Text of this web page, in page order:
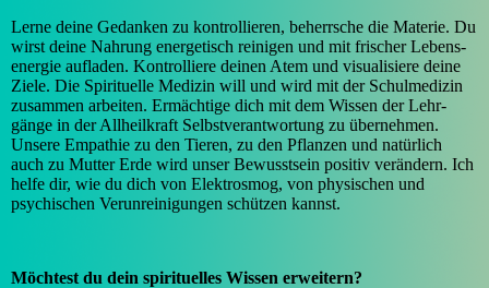
Lerne deine Gedanken zu kontro­llieren, beherrsche die Materie. Du
wirst deine Nahrung energetisch reinigen und mit frischer Lebens­
energie aufladen. Kontrolliere deinen Atem und visualisiere deine
Ziele. Die Spirituelle Medizin will und wird mit der Schul­medizin
zusammen arbeiten. Ermächtige dich mit dem Wissen der Lehr­
gänge in der Allheilkraft Selbst­ver­antwortung zu über­nehmen.
Unsere Empathie zu den Tieren, zu den Pflanzen und natürlich
auch zu Mutter Erde wird unser Bewusst­sein positiv verändern. Ich
helfe dir, wie du dich von Elektrosmog, von physischen und
psychischen Ver­unreini­gungen schützen kannst.
Möchtest du dein spirituelles Wissen erweitern?